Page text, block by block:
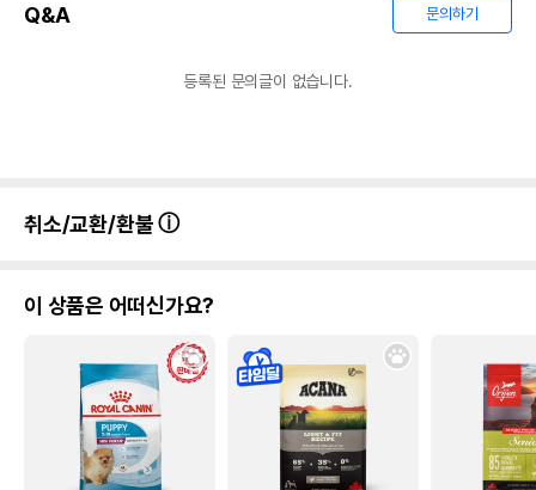
Q&A 문의하기
등록된 문의글이 없습니다.
취소/교환/환불
이 상품은 어떠신가요?